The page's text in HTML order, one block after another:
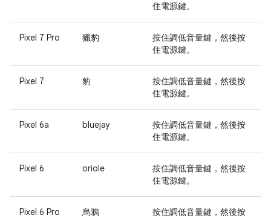
住電源鍵。
Pixel 7 Pro 獵豹 按住調低音量鍵，然後按
住電源鍵。
Pixel 7 豹 按住調低音量鍵，然後按
住電源鍵。
Pixel 6a bluejay 按住調低音量鍵，然後按
住電源鍵。
Pixel 6 oriole 按住調低音量鍵，然後按
住電源鍵。
Pixel 6 Pro 烏鴉 按住調低音量鍵，然後按